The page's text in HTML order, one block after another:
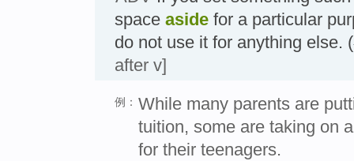
space aside for a particular
do not use it for anything else.
after v]
例： While many parents are
tuition, some are taking on
for their teenagers.